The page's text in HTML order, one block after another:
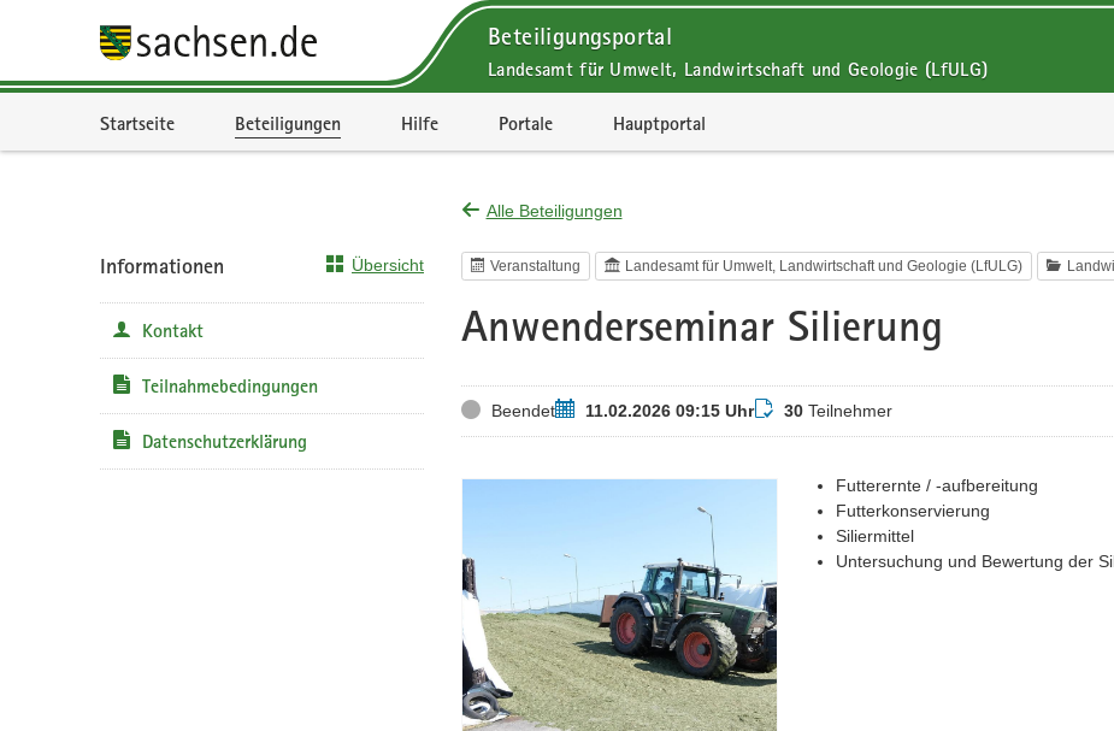
Beteiligungsportal
Landesamt für Umwelt, Landwirtschaft und Geologie (LfULG)
Startseite Beteiligungen Hilfe Portale Hauptportal
Alle Beteiligungen
Veranstaltung Landesamt für Umwelt, Landwirtschaft und Geologie (LfULG)
Anwenderseminar Silierung
StatusBeendetTermin11.02.2026 09:15 UhrTeilnehmer
30Teilnehmer
Futterernte / -aufbereitung
Futterkonservierung
Siliermittel
Untersuchung und Bewertung der
Informationen Übersicht
Kontakt
Teilnahmebedingungen
Datenschutzerklärung